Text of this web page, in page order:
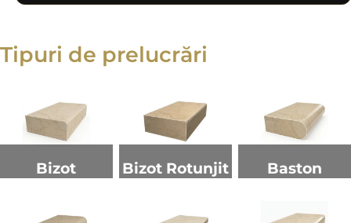
Tipuri de prelucrări
Bizot Bizot Rotunjit Baston